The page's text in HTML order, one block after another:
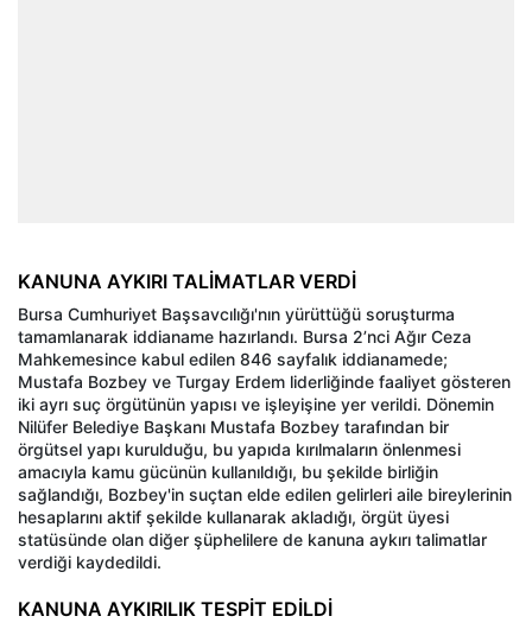
KANUNA AYKIRI TALİMATLAR VERDİ
Bursa Cumhuriyet Başsavcılığı'nın yürüttüğü soruşturma
tamamlanarak iddianame hazırlandı. Bursa 2’nci Ağır Ceza
Mahkemesince kabul edilen 846 sayfalık iddianamede;
Mustafa Bozbey ve Turgay Erdem liderliğinde faaliyet gösteren
iki ayrı suç örgütünün yapısı ve işleyişine yer verildi. Dönemin
Nilüfer Belediye Başkanı Mustafa Bozbey tarafından bir
örgütsel yapı kurulduğu, bu yapıda kırılmaların önlenmesi
amacıyla kamu gücünün kullanıldığı, bu şekilde birliğin
sağlandığı, Bozbey'in suçtan elde edilen gelirleri aile bireylerinin
hesaplarını aktif şekilde kullanarak akladığı, örgüt üyesi
statüsünde olan diğer şüphelilere de kanuna aykırı talimatlar
verdiği kaydedildi.
KANUNA AYKIRILIK TESPİT EDİLDİ